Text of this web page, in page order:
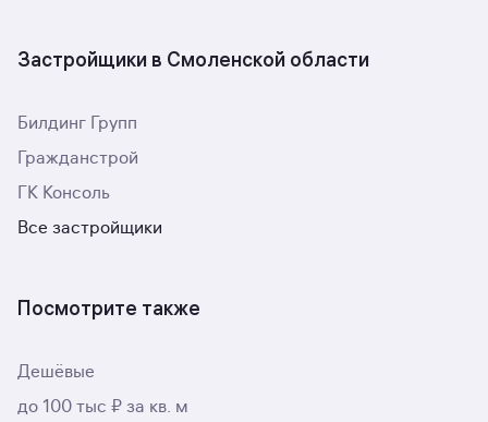
Застройщики в Смоленской области
Билдинг Групп
Гражданстрой
ГК Консоль
Все застройщики
Посмотрите также
Дешёвые
до 100 тыс ₽ за кв. м